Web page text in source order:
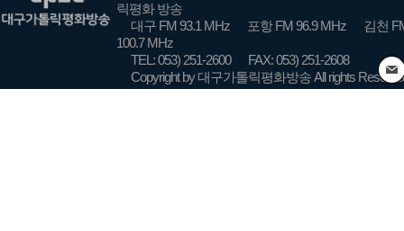
릭평화 방송
대구 FM 93.1 MHz
포항 FM 96.9 MHz
김천
100.7 MHz
TEL: 053) 251-2600
FAX: 053) 251-2608
Copyright by 대구가톨릭평화방송 All rights